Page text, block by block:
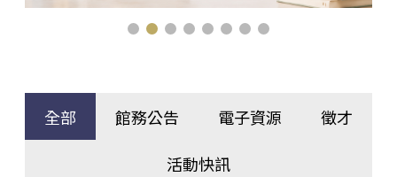
全部 館務公告 電子資源 徵才
活動快訊